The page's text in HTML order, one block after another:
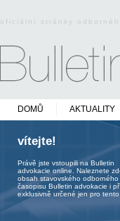
oficiální stránky
DOMŮ AKTUALITY
vítejte!
Právě jste vstoupili na Bulletin
advokacie online. Naleznete
obsah stavovského odborného
časopisu Bulletin advokacie i
exklusivně určené jen pro tento